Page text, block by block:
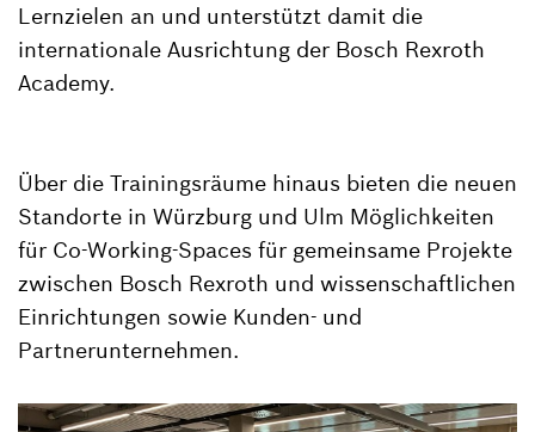
Lernzielen an und unterstützt damit die
internationale Ausrichtung der Bosch Rexroth
Academy.
Über die Trainingsräume hinaus bieten die neuen
Standorte in Würzburg und Ulm Möglichkeiten
für Co-Working-Spaces für gemeinsame Projekte
zwischen Bosch Rexroth und wissenschaftlichen
Einrichtungen sowie Kunden- und
Partnerunternehmen.